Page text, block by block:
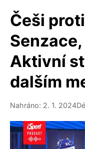
Češi
Aktivní
dalším
Nahráno: 2. 1. 2024